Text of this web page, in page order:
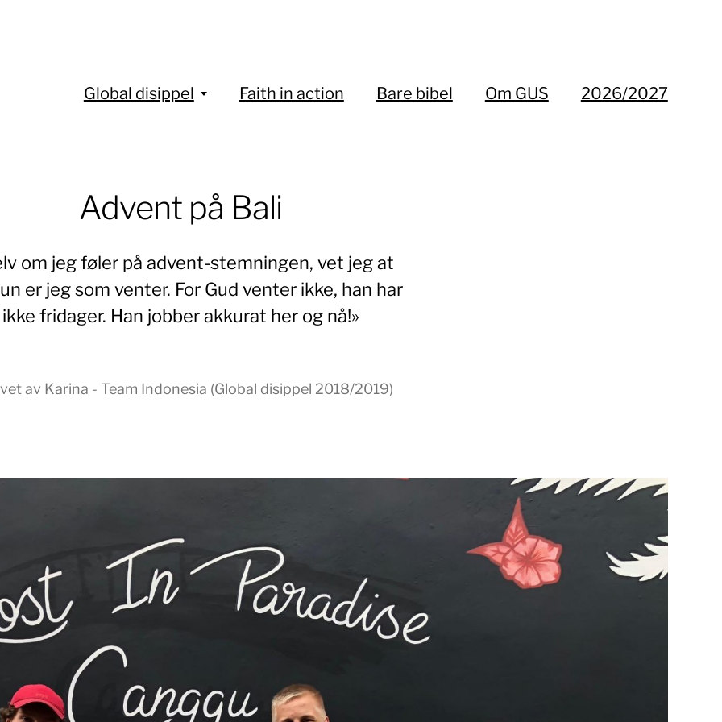
Global disippel Faith in action Bare bibel Om GUS 2026/2027
Advent på Bali
om jeg føler på advent-stemningen, vet jeg at
er jeg som venter. For Gud venter ikke, han har
ikke fridager. Han jobber akkurat her og nå!»
av Karina - Team Indonesia (Global disippel 2018/2019)